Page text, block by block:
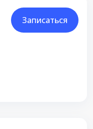
Записаться